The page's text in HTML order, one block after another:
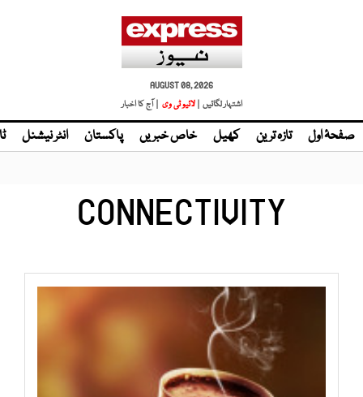
AUGUST 08, 2026
اشتہار لگائیں |
| آج کا اخبار
صفحۂ اول تازہ ترین کھیل خاص خبریں پاکستان انٹر نیشنل
CONNECTIVITY